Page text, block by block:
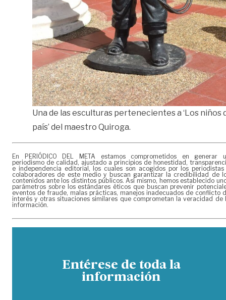
Una de las esculturas pertenecientes a ‘Los niños
país’ del maestro Quiroga.
En PERIÓDICO DEL META estamos comprometidos en generar
periodismo de calidad, ajustado a principios de honestidad,
e independencia editorial, los cuales son acogidos por los periodistas
colaboradores de este medio y buscan garantizar la credibilidad de
contenidos ante los distintos públicos. Así mismo, hemos establecido
parámetros sobre los estándares éticos que buscan prevenir
eventos de fraude, malas prácticas, manejos inadecuados de conflicto
interés y otras situaciones similares que comprometan la veracidad de
información.
Entérese de toda la
información